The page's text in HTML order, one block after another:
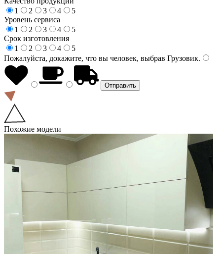
1
2 3 4
5
Уровень сервиса
1
2 3 4
5
Срок изготовления
1
2 3 4
5
Пожалуйста, докажите, что вы человек, выбрав Грузовик.
Похожие модели